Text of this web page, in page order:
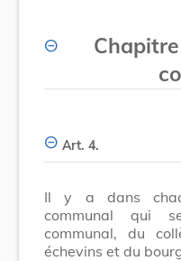
Art. 4.
Il y a dans
communal qui
communal, du
échevins et du